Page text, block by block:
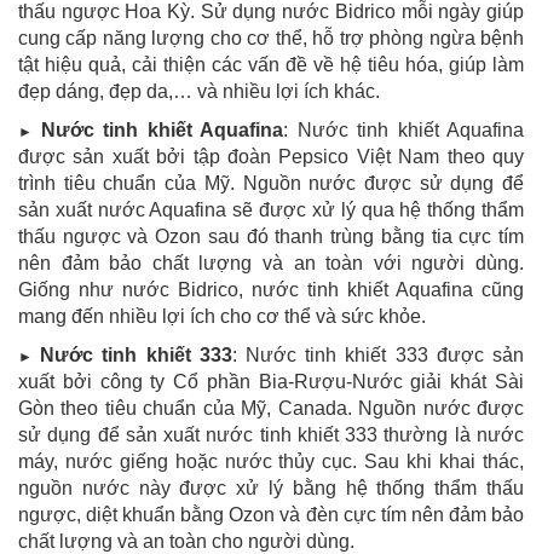
thấu ngược Hoa Kỳ. Sử dụng nước Bidrico mỗi ngày giúp
cung cấp năng lượng cho cơ thể, hỗ trợ phòng ngừa bệnh
tật hiệu quả, cải thiện các vấn đề về hệ tiêu hóa, giúp làm
đẹp dáng, đẹp da,… và nhiều lợi ích khác.
► Nước tinh khiết Aquafina: Nước tinh khiết Aquafina
được sản xuất bởi tập đoàn Pepsico Việt Nam theo quy
trình tiêu chuẩn của Mỹ. Nguồn nước được sử dụng để
sản xuất nước Aquafina sẽ được xử lý qua hệ thống thẩm
thấu ngược và Ozon sau đó thanh trùng bằng tia cực tím
nên đảm bảo chất lượng và an toàn với người dùng.
Giống như nước Bidrico, nước tinh khiết Aquafina cũng
mang đến nhiều lợi ích cho cơ thể và sức khỏe.
► Nước tinh khiết 333: Nước tinh khiết 333 được sản
xuất bởi công ty Cổ phần Bia-Rượu-Nước giải khát Sài
Gòn theo tiêu chuẩn của Mỹ, Canada. Nguồn nước được
sử dụng để sản xuất nước tinh khiết 333 thường là nước
máy, nước giếng hoặc nước thủy cục. Sau khi khai thác,
nguồn nước này được xử lý bằng hệ thống thẩm thấu
ngược, diệt khuẩn bằng Ozon và đèn cực tím nên đảm bảo
chất lượng và an toàn cho người dùng.